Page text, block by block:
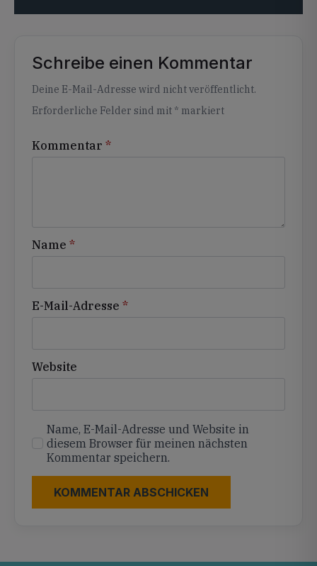
Schreibe einen Kommentar
Deine E-Mail-Adresse wird nicht veröffentlicht.
Erforderliche Felder sind mit * markiert
Kommentar *
Name *
E-Mail-Adresse *
Website
Name, E-Mail-Adresse und Website in
diesem Browser für meinen nächsten
Kommentar speichern.
Alternative: